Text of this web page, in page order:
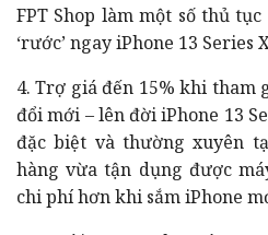
FPT Shop làm một số thủ
‘rước’ ngay iPhone 13
4. Trợ giá đến 15% khi tham
đổi mới – lên đời iPhone 13
đặc biệt và thường xuyên
hàng vừa tận dụng được
chi phí hơn khi sắm iPhone